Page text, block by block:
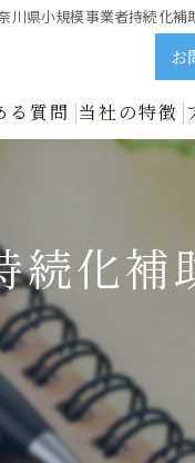
川県小規模事業者持続化
お
説 | ビジョンネクスト
が誠実に解説 | ビジョン
る質問 当社の特徴
中小企業
事業再生
続化補